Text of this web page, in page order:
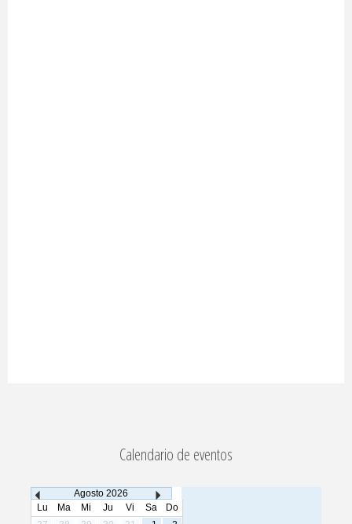
Calendario de eventos
Agosto 2026
Lu
Ma Mi Ju Vi Sa
Do